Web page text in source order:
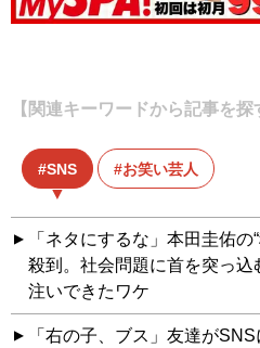
【関連キーワードから記事を探
SNS お笑い芸人
「ネタにするな」本田圭佑の
殺到。社会問題に首を突っ込
注いできたワケ
「右の子、ブス」友達が